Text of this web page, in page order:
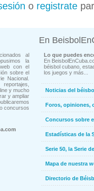
o registrate
al
la
con el
sobre el
Nacional.
y mucho
y ampliar
concursos
En
Lo que puedes
En
béisbol cubano,
los juegos y más...
Noticias del
Foros, opiniones,
Concursos sobre
Estadísticas de la
Serie 50, la Serie
Mapa de nuestra
Directorio de